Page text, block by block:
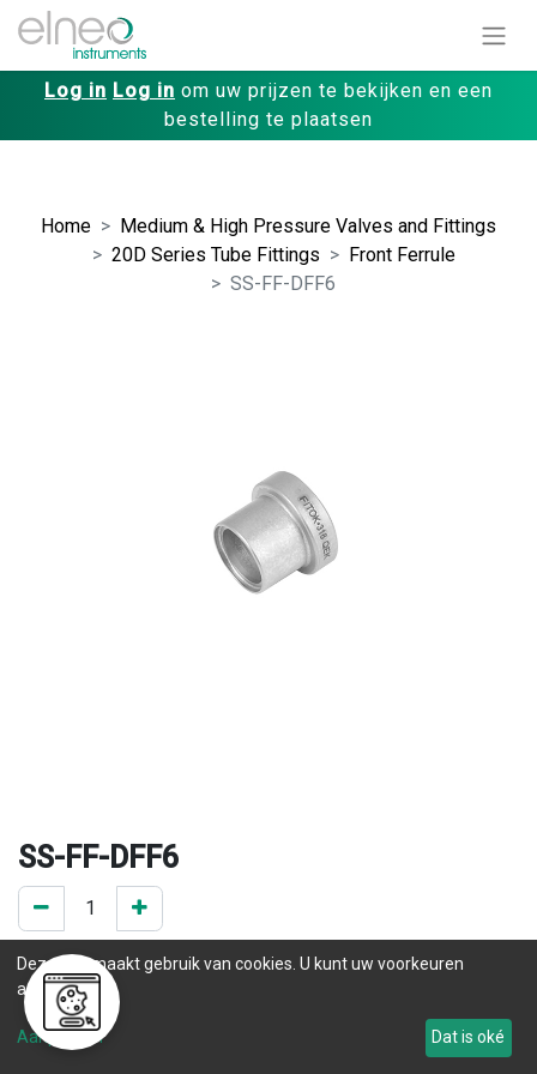
Log in Log in om uw prijzen te bekijken en een
bestelling te plaatsen
Home
Medium & High Pressure Valves and Fittings
20D Series Tube Fittings
Front Ferrule
SS-FF-DFF6
SS-FF-DFF6
0 ST op voorraad
.
Levertijd
Deze site maakt gebruik van cookies. U kunt uw voorkeuren
aanpassen.
Aanpassen Dat is oké